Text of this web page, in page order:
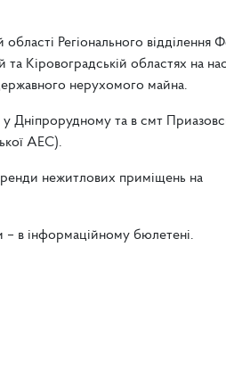
області Регіонального відділення
та Кіровоградській областях на
нерухомого майна.
Дніпрорудному та в смт
АЕС).
нежитлових приміщень на
– в інформаційному бюлетені.